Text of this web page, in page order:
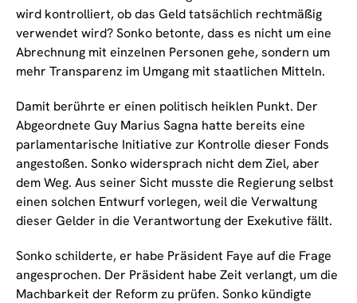
wird kontrolliert, ob das Geld tatsächlich rechtmäßig
verwendet wird? Sonko betonte, dass es nicht um eine
Abrechnung mit einzelnen Personen gehe, sondern um
mehr Transparenz im Umgang mit staatlichen Mitteln.
Damit berührte er einen politisch heiklen Punkt. Der
Abgeordnete Guy Marius Sagna hatte bereits eine
parlamentarische Initiative zur Kontrolle dieser Fonds
angestoßen. Sonko widersprach nicht dem Ziel, aber
dem Weg. Aus seiner Sicht musste die Regierung selbst
einen solchen Entwurf vorlegen, weil die Verwaltung
dieser Gelder in die Verantwortung der Exekutive fällt.
Sonko schilderte, er habe Präsident Faye auf die Frage
angesprochen. Der Präsident habe Zeit verlangt, um die
Machbarkeit der Reform zu prüfen. Sonko kündigte